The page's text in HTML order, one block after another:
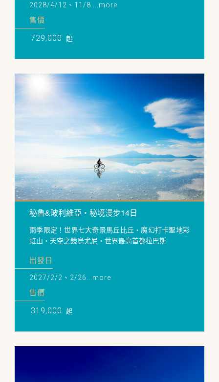
2028/4/12、11/8 ...more
售價
729,000 起
秘魯&玻利維亞・秘境漫步14日
雨季限定！世界七大奇景馬丘比丘・魔幻打卡聖地彩
虹山・天空之鏡烏尤尼・世界最高首都拉巴斯
出發日
2027/2/2、2/26...more
售價
319,000 起